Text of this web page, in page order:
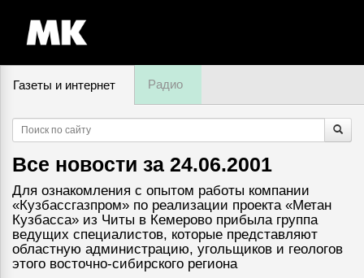
Газеты и интернет Радио
Все новости за 24.06.2001
Для ознакомления с опытом работы компании
«Кузбассгазпром» по реализации проекта «Метан
Кузбасса» из Читы в Кемерово прибыла группа
ведущих специалистов, которые представляют
областную администрацию, угольщиков и геологов
этого восточно-сибирского региона